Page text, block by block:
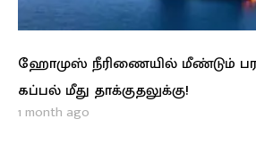
ஹோமுஸ் நீரிணையில் மீண்டும்
கப்பல் மீது தாக்குதலுக்கு!
1 month ago